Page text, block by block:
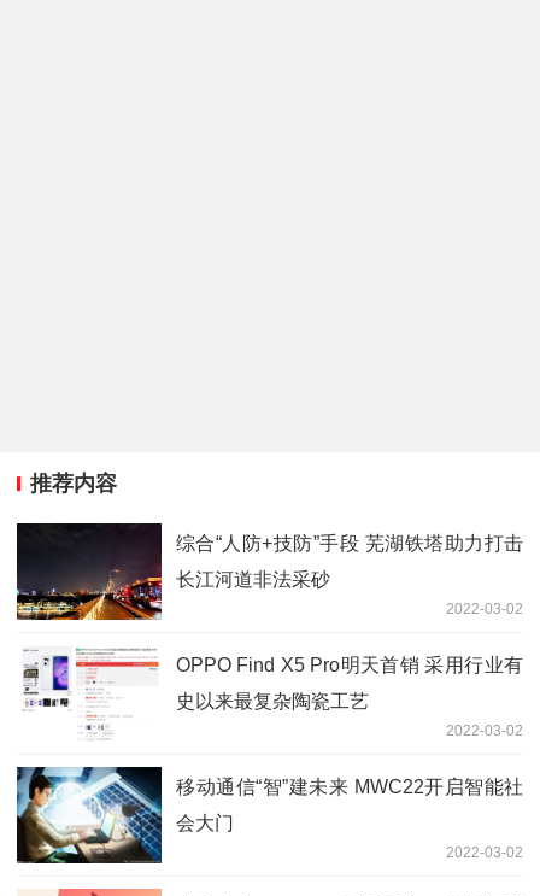
推荐内容
综合“人防+技防”手段 芜湖铁塔助力打击
长江河道非法采砂
2022-03-02
OPPO Find X5 Pro明天首销 采用行业有
史以来最复杂陶瓷工艺
2022-03-02
移动通信“智”建未来 MWC22开启智能社
会大门
2022-03-02